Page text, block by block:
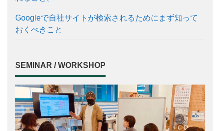
Googleで自社サイトが検索されるためにまず知って
おくべきこと
SEMINAR / WORKSHOP